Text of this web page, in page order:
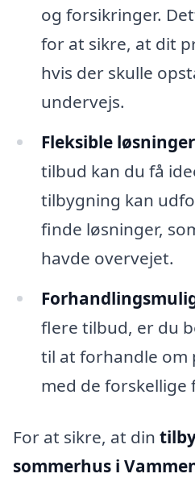
og forsikringer.
for at sikre, at dit
hvis der skulle
undervejs.
Fleksible
tilbud kan du få
tilbygning kan
finde løsninger,
havde overvejet.
flere tilbud, er du
til at forhandle om
med de forskellige
For at sikre, at din
sommerhus i